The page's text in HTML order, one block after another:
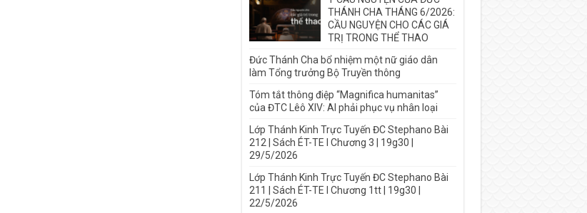
THÁNH CHA THÁNG 6/2026:
CẦU NGUYỆN CHO CÁC GIÁ
TRỊ TRONG THỂ THAO
Đức Thánh Cha bổ nhiệm một nữ giáo dân
làm Tổng trưởng Bộ Truyền thông
Tóm tắt thông điệp “Magnifica humanitas”
của ĐTC Lêô XIV: AI phải phục vụ nhân loại
Lớp Thánh Kinh Trực Tuyến ĐC Stephano Bài
212 | Sách ÉT-TE I Chương 3 | 19g30 |
29/5/2026
Lớp Thánh Kinh Trực Tuyến ĐC Stephano Bài
211 | Sách ÉT-TE I Chương 1tt | 19g30 |
22/5/2026